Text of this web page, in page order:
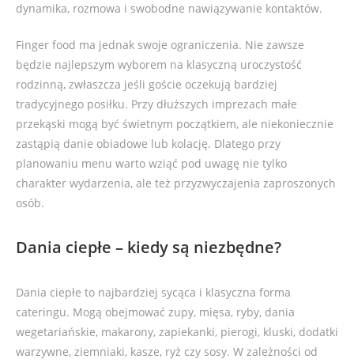
dynamika, rozmowa i swobodne nawiązywanie kontaktów.
Finger food ma jednak swoje ograniczenia. Nie zawsze
będzie najlepszym wyborem na klasyczną uroczystość
rodzinną, zwłaszcza jeśli goście oczekują bardziej
tradycyjnego posiłku. Przy dłuższych imprezach małe
przekąski mogą być świetnym początkiem, ale niekoniecznie
zastąpią danie obiadowe lub kolację. Dlatego przy
planowaniu menu warto wziąć pod uwagę nie tylko
charakter wydarzenia, ale też przyzwyczajenia zaproszonych
osób.
Dania ciepłe – kiedy są niezbędne?
Dania ciepłe to najbardziej sycąca i klasyczna forma
cateringu. Mogą obejmować zupy, mięsa, ryby, dania
wegetariańskie, makarony, zapiekanki, pierogi, kluski, dodatki
warzywne, ziemniaki, kasze, ryż czy sosy. W zależności od